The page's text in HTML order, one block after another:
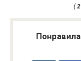
( 2